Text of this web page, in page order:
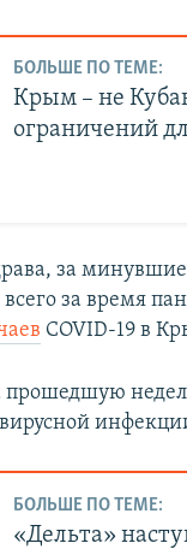
БОЛЬШЕ ПО ТЕМЕ:
Крым – не
ограничений
за минувшие
за время
COVID-19 в
прошедшую
БОЛЬШЕ ПО ТЕМЕ:
«Дельта»